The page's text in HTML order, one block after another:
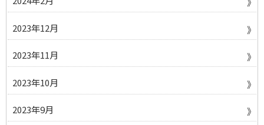
2023年12月
2023年11月
2023年10月
2023年9月